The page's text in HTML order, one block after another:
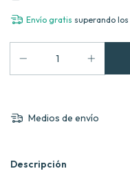
Envío gratis superando los
Medios de envío
Descripción